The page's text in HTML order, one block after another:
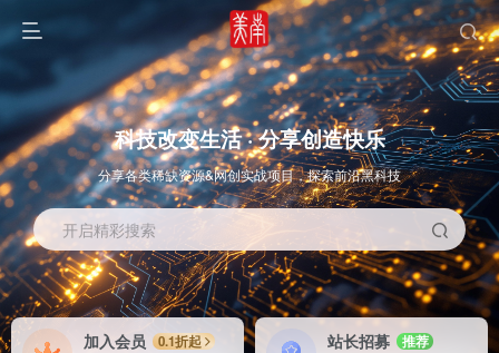
OS教程 SOFT教程
科技改变生活 · 分享创造快乐
分享各类稀缺资源&网创实战项目，探索前沿黑科技
开启精彩搜索
加入会员
0.1折起
站长招募
推荐